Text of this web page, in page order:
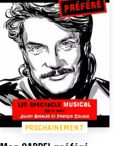
PROCHAINEMENT